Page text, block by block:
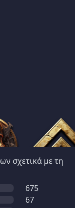
σχετικά με τη
675
67